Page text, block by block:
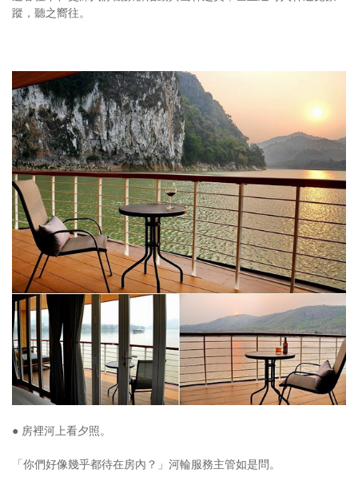
蹤，聽之嚮往。
● 房裡河上看夕照。
「你們好像幾乎都待在房內？」河輪服務主管如是問。